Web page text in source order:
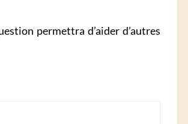
permettra d’aider d’autres